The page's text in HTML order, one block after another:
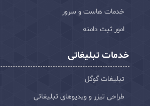
خدمات هاست و سرور
امور ثبت دامنه
خدمات تبلیغاتی
تبلیغات گوگل
طراحی تیزر و ویدیوهای تبلیغاتی